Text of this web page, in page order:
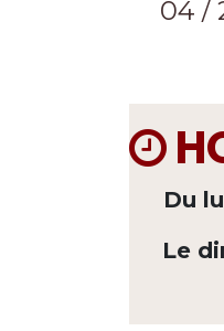
Du
Le
04 /